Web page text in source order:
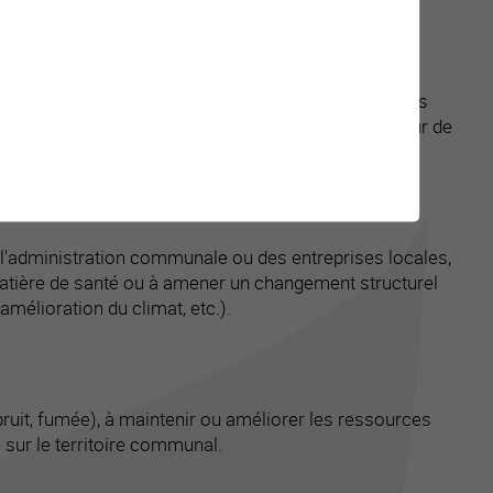
à renforcer les compétences des élèves ou des
de l'établissement (réaménagement de la cour de
communale ou des entreprises locales,
de santé ou à amener un changement structurel
du climat, etc.).
fumée), à maintenir ou améliorer les ressources
sur le territoire communal.